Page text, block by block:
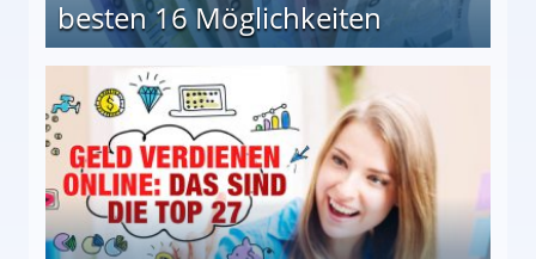
besten 16 Möglichkeiten